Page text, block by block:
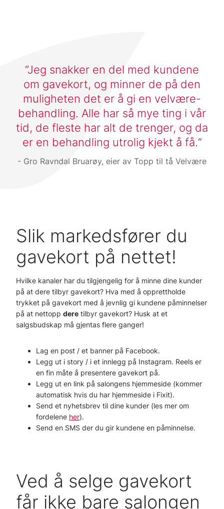
Jeg snakker en del med kundene
om gavekort, og minner de på den
muligheten det er å gi en velvære­
behandling. Alle har så mye ting i vår
tid, de fleste har alt de trenger, og da
er en behandling utrolig kjekt å få.
Gro Ravndal Bruarøy, eier av Topp til tå Velvære
Slik markedsfører du
gavekort på nettet!
Hvilke kanaler har du tilgjengelig for å minne dine kunder
på at dere tilbyr gavekort? Hva med å opprettholde
trykket på gavekort med å jevnlig gi kundene påminnelser
på at nettopp dere tilbyr gavekort? Husk at et
salgsbudskap må gjentas flere ganger!
Lag en post / et banner på Facebook.
Legg ut i story / i et innlegg på Instagram. Reels er
en fin måte å presentere gavekort på.
Legg ut en link på salongens hjemmeside (kommer
automatisk hvis du har hjemmeside i Fixit).
Send et nyhetsbrev til dine kunder (les mer om
fordelene her).
Send en SMS der du gir kundene en påminnelse.
Ved å selge gavekort
får ikke bare salongen